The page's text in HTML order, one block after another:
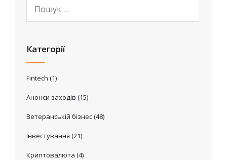
Категорії
Fintech (1)
Анонси заходів (15)
Ветеранській бізнес(48)
Інвестування (21)
Криптовалюта (4)